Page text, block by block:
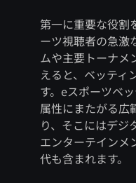
第一に重要な役割
ーツ視聴者の急激
ムや主要トーナメ
えると、ベッティ
す。eスポーツベ
属性にまたがる広
り、そこにはデジ
エンターテインメ
代も含まれます。